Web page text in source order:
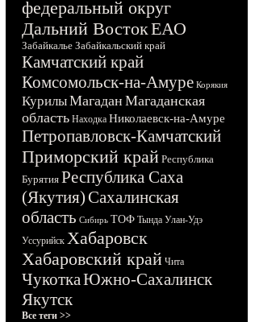
федеральный округ
Дальний ВостокЕАО
Забайкалье Забайкальский край
Камчатский край
Комсомольск-на-Амуре Корякия
КурилыМагадан Магаданская
область Находка Николаевск-на-Амуре
Петропавловск-Камчатский
Приморский край Республика
Бурятия Республика Саха
(Якутия)Сахалинская
область Сибирь ТОФ Тында Улан-Удэ
Уссурийск Хабаровск
Хабаровский край Чита
ЧукоткаЮжно-Сахалинск
Якутск
Все теги >>